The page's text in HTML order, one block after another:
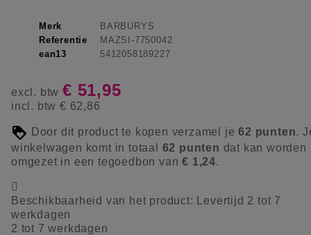
Merk
BARBURYS
Referentie
MAZSI-7750042
ean13
5412058189227
excl. btw € 51,95
incl. btw € 62,86
Door dit product te kopen verzamel je62 punten.
winkelwagen komt in totaal 62 punten dat kan worden
omgezet in een tegoedbon van€ 1,24.

Beschikbaarheid van het product:
Levertijd 2 tot 7
werkdagen
2 tot 7 werkdagen